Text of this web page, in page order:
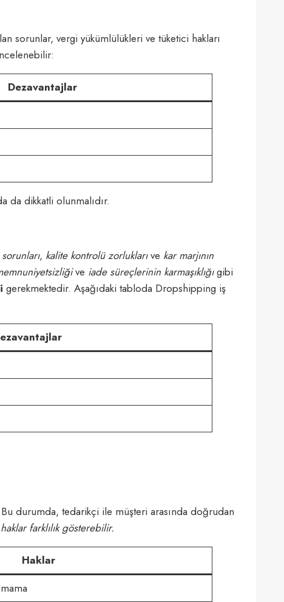
sorunlar, vergi yükümlülükleri ve tüketici hakları
Dezavantajlar
da dikkatli olunmalıdır.
, kalite kontrolü zorluklarıve kar marjının
ve iade süreçlerinin karmaşıklığıgibi
gerekmektedir. Aşağıdaki tabloda Dropshipping iş
durumda, tedarikçi ile müşteri arasında doğrudan
farklılık gösterebilir.
Haklar